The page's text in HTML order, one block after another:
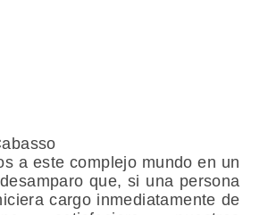
a este complejo mundo en un
que, si una persona
cargo inmediatamente de